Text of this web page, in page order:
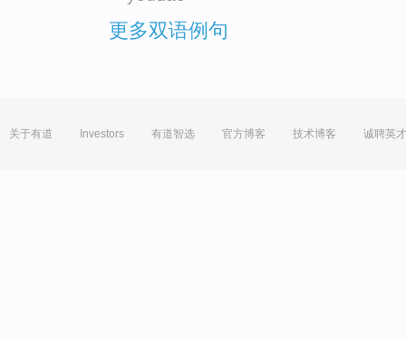
更多双语例句
关于有道 Investors 有道智选 官方博客 技术博客 诚聘英才